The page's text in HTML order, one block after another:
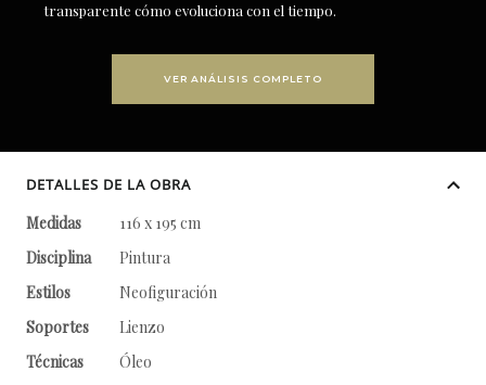
transparente cómo evoluciona con el tiempo.
VER ANÁLISIS COMPLETO
DETALLES DE LA OBRA
Medidas
116 x 195 cm
Disciplina
Pintura
Estilos
Neofiguración
Soportes
Lienzo
Técnicas
Óleo